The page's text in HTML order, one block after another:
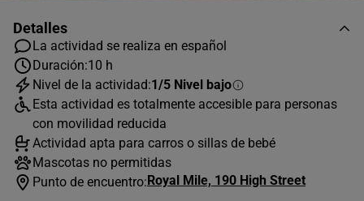
AGOSTO 2026
L
M X J
1
2
3
4 5 6 7 8
9
Detalles
La actividad se realiza en español
Duración:10 h
Nivel de la actividad:1/5 Nivel bajo
Esta actividad es totalmente accesible para personas
con movilidad reducida
Actividad apta para carros o sillas de bebé
Mascotas no permitidas
Punto de encuentro:Royal Mile, 190 High Street